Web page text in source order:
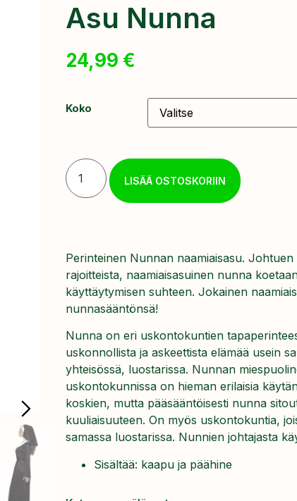
Asu Nunna
24,99 €
Koko
LISÄÄ OSTOSKORIIN
Perinteinen Nunnan naamiaisasu.
rajoitteista, naamiaisasuinen nunna
käyttäytymisen suhteen. Jokainen
nunnasääntönsä!
Nunna on eri uskontokuntien
uskonnollista ja askeettista elämää usein
yhteisössä, luostarissa. Nunnan
uskontokunnissa on hieman erilaisia
koskien, mutta pääsääntöisesti nunna
kuuliaisuuteen. On myös uskontokuntia,
samassa luostarissa. Nunnien johtajasta
Sisältää: kaapu ja päähine